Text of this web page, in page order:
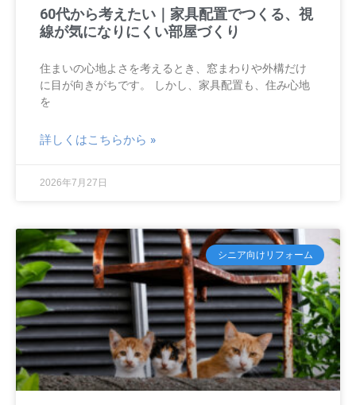
60代から考えたい｜家具配置でつくる、視
線が気になりにくい部屋づくり
住まいの心地よさを考えるとき、窓まわりや外構だけ
に目が向きがちです。 しかし、家具配置も、住み心地
を
詳しくはこちらから »
2026年7月27日
シニア向けリフォーム